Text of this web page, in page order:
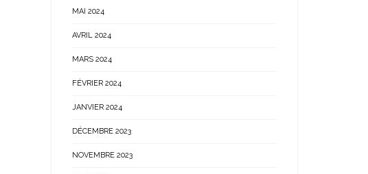
MAI 2024
AVRIL 2024
MARS 2024
FÉVRIER 2024
JANVIER 2024
DÉCEMBRE 2023
NOVEMBRE 2023